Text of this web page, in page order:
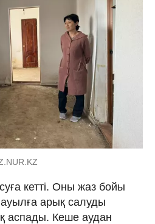
кетті. Оны жаз бойы
ауылға арық салуды
аспады. Кеше аудан